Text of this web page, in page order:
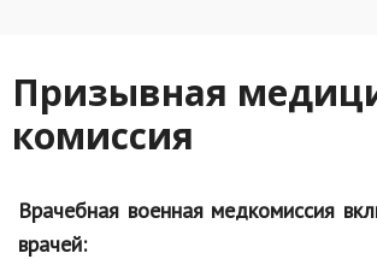
Путешествия
Строительство
Мода и стиль
Призывная
комиссия
Врачебная военная медкомиссия
врачей: